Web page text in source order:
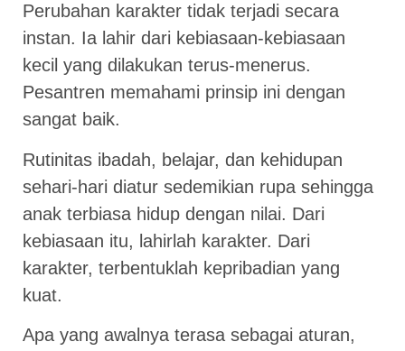
Perubahan karakter tidak terjadi secara
instan. Ia lahir dari kebiasaan-kebiasaan
kecil yang dilakukan terus-menerus.
Pesantren memahami prinsip ini dengan
sangat baik.
Rutinitas ibadah, belajar, dan kehidupan
sehari-hari diatur sedemikian rupa sehingga
anak terbiasa hidup dengan nilai. Dari
kebiasaan itu, lahirlah karakter. Dari
karakter, terbentuklah kepribadian yang
kuat.
Apa yang awalnya terasa sebagai aturan,